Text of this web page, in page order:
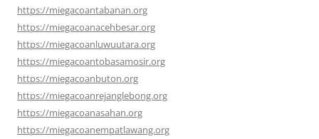
https://miegacoantabanan.org
https://miegacoanacehbesar.org
https://miegacoanluwuutara.org
https://miegacoantobasamosir.org
https://miegacoanbuton.org
https://miegacoanrejanglebong.org
https://miegacoanasahan.org
https://miegacoanempatlawang.org